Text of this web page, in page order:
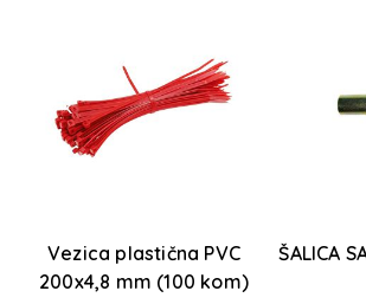
Vezica plastična PVC
200x4,8 mm (100 kom)
ŠALICA